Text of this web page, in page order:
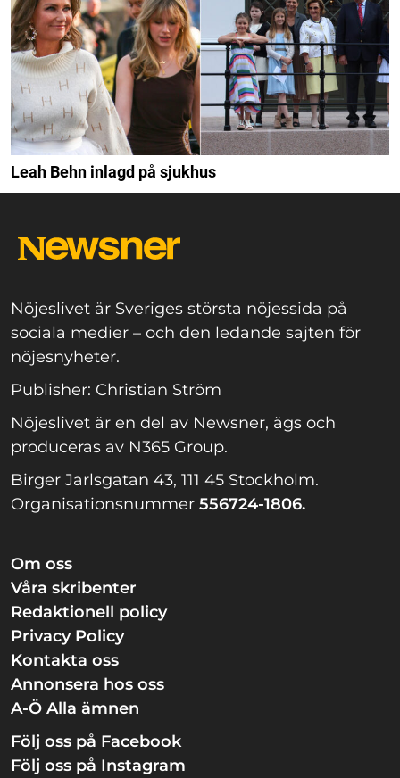
Leah Behn inlagd på sjukhus
Nöjeslivet är Sveriges största nöjessida på
sociala medier – och den ledande sajten för
nöjesnyheter.
Publisher: Christian Ström
Nöjeslivet är en del av Newsner, ägs och
produceras av N365 Group.
Birger Jarlsgatan 43, 111 45 Stockholm.
Organisationsnummer 556724-1806.
Om oss
Våra skribenter
Redaktionell policy
Privacy Policy
Kontakta oss
Annonsera hos oss
A-Ö Alla ämnen
Följ oss på Facebook
Följ oss på Instagram